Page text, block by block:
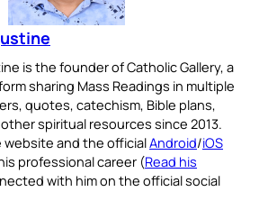
is the founder of Catholic Gallery, a
sharing Mass Readings in multiple
quotes, catechism, Bible plans,
spiritual resources since 2013.
website and the officialAndroid/iOS
professional career (Read his
with him on the official social